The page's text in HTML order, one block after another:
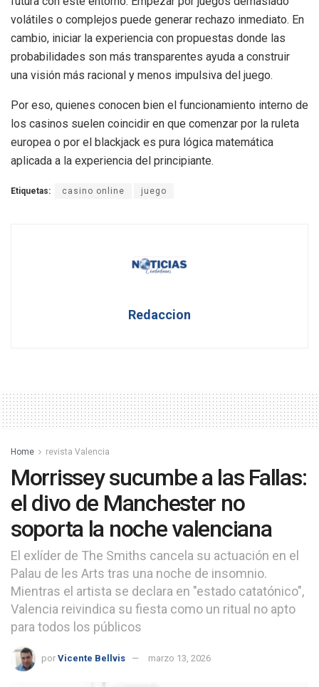
volátiles o complejos puede generar rechazo inmediato. En
cambio, iniciar la experiencia con propuestas donde las
probabilidades son más transparentes ayuda a construir
una visión más racional y menos impulsiva del juego.
Por eso, quienes conocen bien el funcionamiento interno de
los casinos suelen coincidir en que comenzar por la ruleta
europea o por el blackjack es pura lógica matemática
aplicada a la experiencia del principiante.
Etiquetas: casino online juego
Redaccion
Home revista Valencia
Morrissey sucumbe a las Fallas:
el divo de Manchester no
soporta la noche valenciana
El exlíder de The Smiths cancela su actuación en el
Palau de les Arts tras una noche de insomnio.
Mientras el artista se declara en "estado catatónico",
Valencia reivindica su fiesta como un ritual no apto
para todos los públicos
por Vicente Bellvis marzo 13, 2026